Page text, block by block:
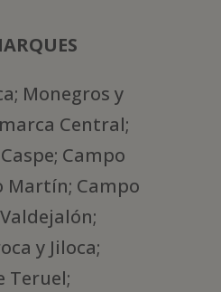
Monegros y
Central;
Campo
Martín; Campo
y Jiloca;
Teruel;